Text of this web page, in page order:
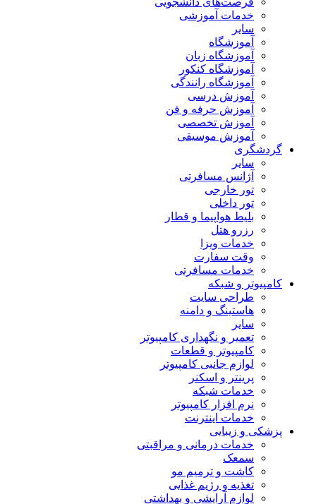
خدمات آموزشی
سایر
آموزشگاه
آموزشگاه زبان
آموزشگاه کنکور
آموزشگاه رانندگی
آموزش درسی
آموزش حرفه و فن
آموزش تخصصی
آموزش موسیقی
گردشگری
سایر
آژانس مسافرتی
تور خارجی
تور داخلی
بلیط هواپیما و قطار
رزرو هتل
خدمات ویزا
وقت سفارت
خدمات مسافرتی
کامپیوتر و شبکه
طراحی سایت
هاستینگ و دامنه
سایر
تعمیر و نگهداری کامپیوتر
کامپیوتر و قطعات
لوازم جانبی کامپیوتر
پرینتر و اسکنر
خدمات شبکه
نرم افزار کامپیوتر
خدمات اینترنت
پزشکی و زیبایی
خدمات درمانی و مراقبتی
سمعک
کاشت و ترمیم مو
تغذیه و رژیم غذایی
لوازم آرایشی و بهداشتی